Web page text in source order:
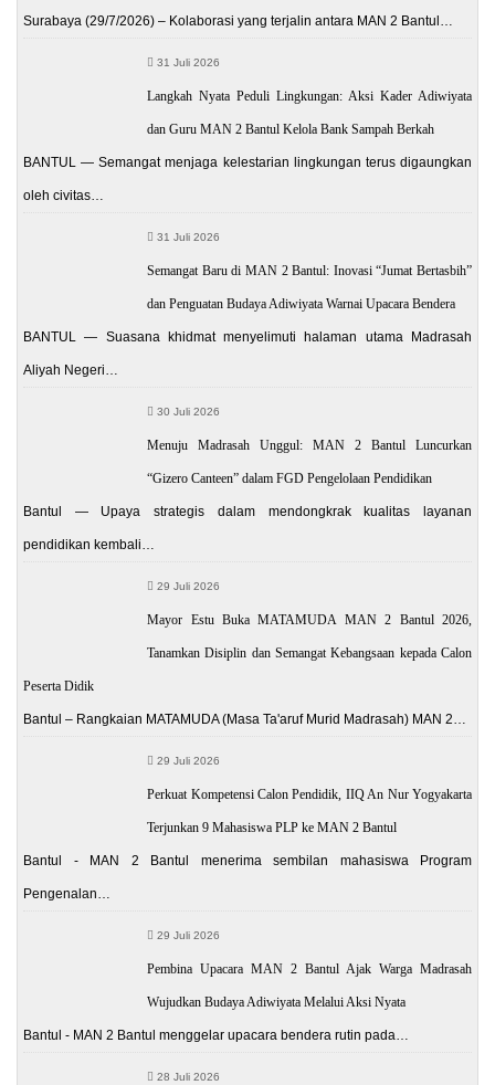
Surabaya (29/7/2026) – Kolaborasi yang terjalin antara MAN 2 Bantul…
31 Juli 2026
Langkah Nyata Peduli Lingkungan: Aksi Kader Adiwiyata
dan Guru MAN 2 Bantul Kelola Bank Sampah Berkah
BANTUL — Semangat menjaga kelestarian lingkungan terus digaungkan
oleh civitas…
31 Juli 2026
Semangat Baru di MAN 2 Bantul: Inovasi “Jumat Bertasbih”
dan Penguatan Budaya Adiwiyata Warnai Upacara Bendera
BANTUL — Suasana khidmat menyelimuti halaman utama Madrasah
Aliyah Negeri…
30 Juli 2026
Menuju Madrasah Unggul: MAN 2 Bantul Luncurkan
“Gizero Canteen” dalam FGD Pengelolaan Pendidikan
Bantul — Upaya strategis dalam mendongkrak kualitas layanan
pendidikan kembali…
29 Juli 2026
Mayor Estu Buka MATAMUDA MAN 2 Bantul 2026,
Tanamkan Disiplin dan Semangat Kebangsaan kepada Calon
Peserta Didik
Bantul – Rangkaian MATAMUDA (Masa Ta'aruf Murid Madrasah) MAN 2…
29 Juli 2026
Perkuat Kompetensi Calon Pendidik, IIQ An Nur Yogyakarta
Terjunkan 9 Mahasiswa PLP ke MAN 2 Bantul
Bantul - MAN 2 Bantul menerima sembilan mahasiswa Program
Pengenalan…
29 Juli 2026
Pembina Upacara MAN 2 Bantul Ajak Warga Madrasah
Wujudkan Budaya Adiwiyata Melalui Aksi Nyata
Bantul - MAN 2 Bantul menggelar upacara bendera rutin pada…
28 Juli 2026